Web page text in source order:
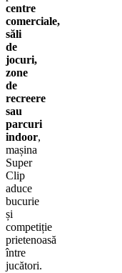
centre
comerciale,
săli
de
jocuri,
zone
de
recreere
sau
parcuri
indoor,
mașina
Super
Clip
aduce
bucurie
și
competiție
prietenoasă
între
jucători.